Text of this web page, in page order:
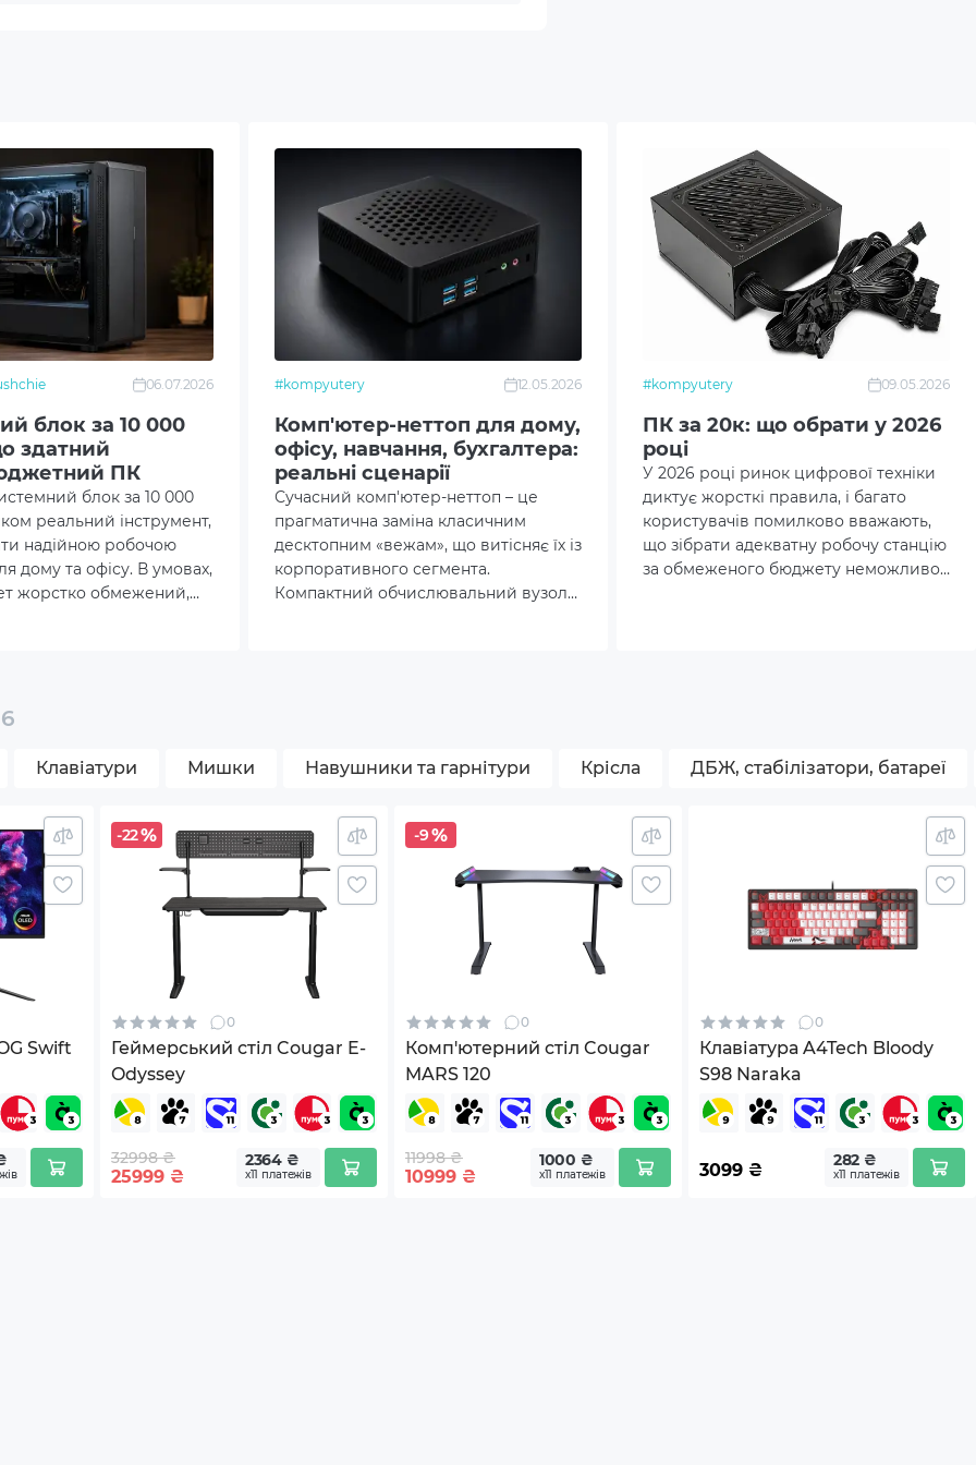
Power Connector 1 x HDMI 1 x COM port 1 x LAN (RJ45)
2 x USB 3.0 2 x USB 2.0 Audio, Mic
MiniPCI-E
бездротового зв'язку Wi-Fi 802.11ac
стандартного VESA кріплення
кріплення в комплекті
кабель живлення
змінюватися виробником без попередження.
06.07.2026
блок за 10 000
здатний
ПК
блок за 10 000
реальний інструмент,
надійною робочою
дому та офісу. В умовах,
жорстко обмежений,
#kompyutery 12.05.2026
Комп'ютер-неттоп для дому,
офісу, навчання, бухгалтера:
реальні сценарії
Сучасний комп'ютер-неттоп – це
прагматична заміна класичним
десктопним «вежам», що витісняє їх із
корпоративного сегмента.
Компактний обчислювальний вузол
#kompyutery 09.05.2026
ПК за 20к: що обрати у 2026
році
У 2026 році ринок цифрової техніки
диктує жорсткі правила, і багато
користувачів помилково вважають,
що зібрати адекватну робочу станцію
за обмеженого бюджету неможливо.
Клавіатури Мишки Навушники та гарнітури Крісла ДБЖ, стабілізатори, батареї
Swift
-22
0
Геймерський стіл Cougar E-
Odyssey
32998 ₴
25999 ₴
2364 ₴
х11 платежів
-9
0
Комп'ютерний стіл Cougar
MARS 120
11998 ₴
10999 ₴
1000 ₴
х11 платежів
0
Клавіатура A4Tech Bloody
S98 Naraka
3099 ₴ 282 ₴
х11 платежів